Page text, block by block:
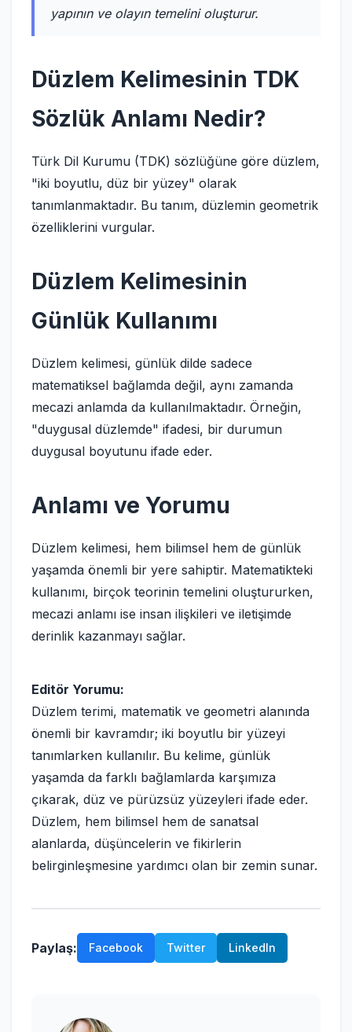
yapının ve olayın temelini oluşturur.
Düzlem Kelimesinin TDK
Sözlük Anlamı Nedir?
Türk Dil Kurumu (TDK) sözlüğüne göre düzlem,
"iki boyutlu, düz bir yüzey" olarak
tanımlanmaktadır. Bu tanım, düzlemin geometrik
özelliklerini vurgular.
Düzlem Kelimesinin
Günlük Kullanımı
Düzlem kelimesi, günlük dilde sadece
matematiksel bağlamda değil, aynı zamanda
mecazi anlamda da kullanılmaktadır. Örneğin,
"duygusal düzlemde" ifadesi, bir durumun
duygusal boyutunu ifade eder.
Anlamı ve Yorumu
Düzlem kelimesi, hem bilimsel hem de günlük
yaşamda önemli bir yere sahiptir. Matematikteki
kullanımı, birçok teorinin temelini oluştururken,
mecazi anlamı ise insan ilişkileri ve iletişimde
derinlik kazanmayı sağlar.
Editör Yorumu:
Düzlem terimi, matematik ve geometri alanında
önemli bir kavramdır; iki boyutlu bir yüzeyi
tanımlarken kullanılır. Bu kelime, günlük
yaşamda da farklı bağlamlarda karşımıza
çıkarak, düz ve pürüzsüz yüzeyleri ifade eder.
Düzlem, hem bilimsel hem de sanatsal
alanlarda, düşüncelerin ve fikirlerin
belirginleşmesine yardımcı olan bir zemin sunar.
Paylaş: Facebook Twitter LinkedIn